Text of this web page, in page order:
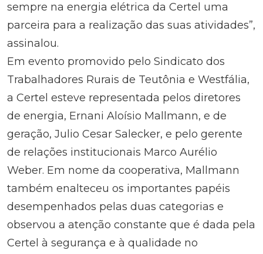
sempre na energia elétrica da Certel uma
parceira para a realização das suas atividades”,
assinalou.
Em evento promovido pelo Sindicato dos
Trabalhadores Rurais de Teutônia e Westfália,
a Certel esteve representada pelos diretores
de energia, Ernani Aloísio Mallmann, e de
geração, Julio Cesar Salecker, e pelo gerente
de relações institucionais Marco Aurélio
Weber. Em nome da cooperativa, Mallmann
também enalteceu os importantes papéis
desempenhados pelas duas categorias e
observou a atenção constante que é dada pela
Certel à segurança e à qualidade no